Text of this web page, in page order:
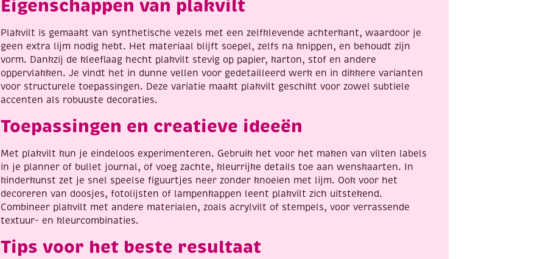
aantal
Eigenschappen van plakvilt
Plakvilt is gemaakt van synthetische vezels met een zelfklevende achterkant, waardoor je
geen extra lijm nodig hebt. Het materiaal blijft soepel, zelfs na knippen, en behoudt zijn
vorm. Dankzij de kleeflaag hecht plakvilt stevig op papier, karton, stof en andere
oppervlakken. Je vindt het in dunne vellen voor gedetailleerd werk en in dikkere varianten
voor structurele toepassingen. Deze variatie maakt plakvilt geschikt voor zowel subtiele
accenten als robuuste decoraties.
Toepassingen en creatieve ideeën
Met plakvilt kun je eindeloos experimenteren. Gebruik het voor het maken van vilten labels
in je planner of bullet journal, of voeg zachte, kleurrijke details toe aan wenskaarten. In
kinderkunst zet je snel speelse figuurtjes neer zonder knoeien met lijm. Ook voor het
decoreren van doosjes, fotolijsten of lampenkappen leent plakvilt zich uitstekend.
Combineer plakvilt met andere materialen, zoals acrylvilt of stempels, voor verrassende
textuur- en kleurcombinaties.
Tips voor het beste resultaat